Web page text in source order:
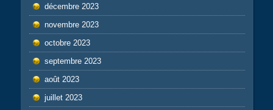
décembre 2023
novembre 2023
octobre 2023
septembre 2023
août 2023
juillet 2023